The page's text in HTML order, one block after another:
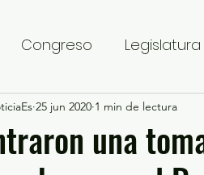
Congreso Legislatura
Estatal
una
25 jun 2020 1 min de lectura